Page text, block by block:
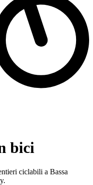
bici
ciclabili a Bassa